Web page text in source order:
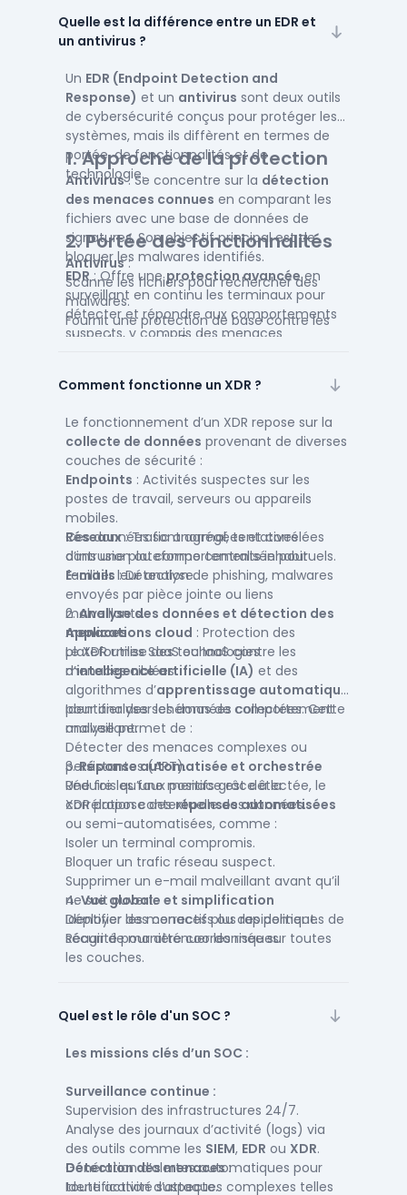
Quelle est la différence entre un EDR et
un antivirus ?
Un EDR (Endpoint Detection and
Response) et un antivirus sont deux outils
de cybersécurité conçus pour protéger les
systèmes, mais ils diffèrent en termes de
portée, de fonctionnalités et de
technologie.
1.Approche de la protection
Antivirus: Se concentre sur la détection
des menaces connues en comparant les
fichiers avec une base de données de
signatures. Son objectif principal est de
bloquer les malwares identifiés.
EDR: Offre uneprotection avancéeen
surveillant en continu les terminaux pour
détecter et répondre aux comportements
suspects, y compris des menaces
2.Portée des fonctionnalités
Antivirus:
Scanne les fichiers pour rechercher des
malwares.
Fournit une protection de base contre les
virus, chevaux de Troie et ransomwares.
autonome.
Surveille les activités des terminaux en
temps réel.
Analyse les événements pour détecter des
anomalies ou des schémas malveillants.
Propose desréponses automatisées
comme l’isolement d’un terminal ou la
suppression de fichiers malveillants.
Comment fonctionne un XDR ?
Le fonctionnement d’un XDR repose sur la
collecte de données provenant de diverses
couches de sécurité :
Endpoints : Activités suspectes sur les
postes de travail, serveurs ou appareils
mobiles.
Réseaux: Trafic anormal, tentatives
d’intrusion ou comportements inhabituels.
E-mails: Détection de phishing, malwares
envoyés par pièce jointe ou liens
malveillants.
Applications cloud : Protection des
plateformes SaaS ou IaaS contre les
menaces ciblées.
Ces données sont agrégées et corrélées
dans une plateforme centralisée pour
faciliter leur analyse.
2.Analyse des données et détection des
menaces
Le XDR utilise des technologies
d’intelligence artificielle (IA) et des
algorithmes d’apprentissage automatique
pour analyser les données collectées. Cette
analyse permet de :
Identifier des schémas de comportement
malveillant.
Détecter des menaces complexes ou
persistantes (APT).
Réduire les faux positifs grâce à la
corrélation contextuelle des données.
3.Réponse automatisée et orchestrée
Une fois qu’une menace est détectée, le
XDR propose desréponses automatisées
ou semi-automatisées, comme :
Isoler un terminal compromis.
Bloquer un trafic réseau suspect.
Supprimer un e-mail malveillant avant qu’il
ne soit ouvert.
Déployer des correctifs ou des politiques de
sécurité pour atténuer les risques.
4.Vue globale et simplification
Identifier les menaces plus rapidement.
Réagir de manière coordonnée sur toutes
les couches.
Quel est le rôle d'un SOC ?
Les missions clés d’un SOC :
Surveillance continue :
Supervision des infrastructures 24/7.
Analyse des journaux d’activité (logs) via
des outils comme les SIEM, EDR ou XDR.
Génération d’alertes automatiques pour
toute activité suspecte.
Détection des menaces :
Identification d’attaques complexes telles